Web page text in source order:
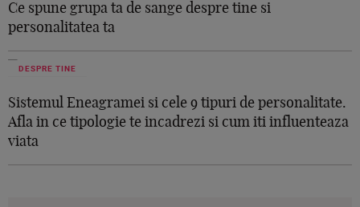
Ce spune grupa ta de sange despre tine si
personalitatea ta
DESPRE TINE
Sistemul Eneagramei si cele 9 tipuri de personalitate.
Afla in ce tipologie te incadrezi si cum iti influenteaza
viata